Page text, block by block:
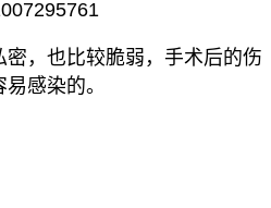
，也比较脆弱，手术后的伤
感染的。